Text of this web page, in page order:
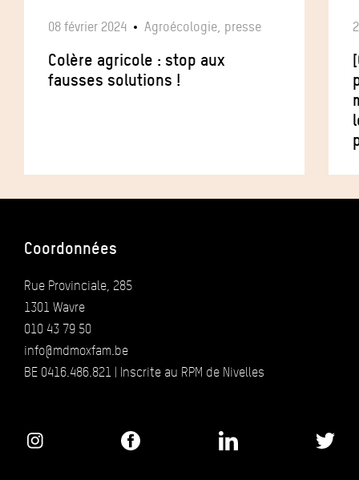
08 février 2024 Agroécologie, presse
Colère agricole : stop aux
fausses solutions !
Coordonnées
Rue Provinciale, 285
1301 Wavre
010 43 79 50
info@mdmoxfam.be
BE 0416.486.821 | Inscrite au RPM de Nivelles